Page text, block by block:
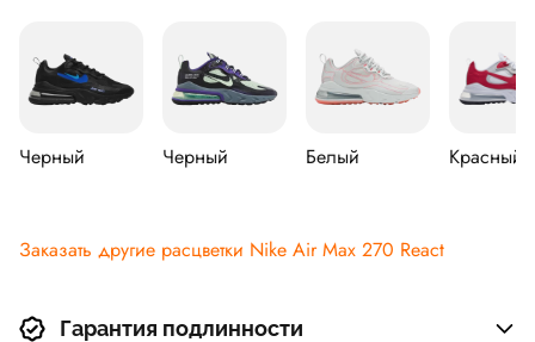
Черный Черный Белый Красный
Заказать другие расцветки Nike Air Max 270 React
Гарантия подлинности